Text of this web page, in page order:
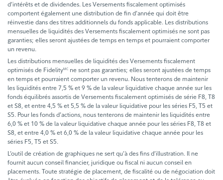
d’intérêts et de dividendes. Les Versements fiscalement optimisés
comportent également une distribution de fin d’année qui doit être
réinvestie dans des titres additionnels du fonds applicable. Les distributions
mensuelles de liquidités des Versements fiscalement optimisés ne sont pas
garanties; elles seront ajustées de temps en temps et pourraient comporter
un revenu.
Les distributions mensuelles de liquidités des Versements fiscalement
optimisés de FidelityMC ne sont pas garanties; elles seront ajustées de temps
en temps et pourraient comporter un revenu. Nous tenterons de maintenir
les liquidités entre 7,5 % et 9 % de la valeur liquidative chaque année sur les
fonds équilibrés assortis de Versements fiscalement optimisés de série F8, T8
et S8, et entre 4,5 % et 5,5 % de la valeur liquidative pour les séries F5, T5 et
S5. Pour les fonds d’actions, nous tenterons de maintenir les liquidités entre
6,0 % et 10 % de la valeur liquidative chaque année pour les séries F8, T8 et
S8, et entre 4,0 % et 6,0 % de la valeur liquidative chaque année pour les
séries F5, T5 et S5.
L’outil de création de graphiques ne sert qu’à des fins d’illustration. Il ne
fournit aucun conseil financier, juridique ou fiscal ni aucun conseil en
placements. Toute stratégie de placement, de fiscalité ou de négociation doit